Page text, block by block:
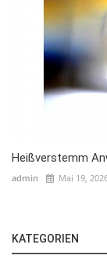
Heißverstemm
admin Mai 19,
KATEGORIEN